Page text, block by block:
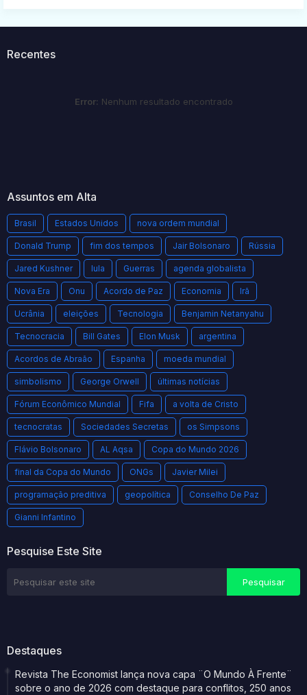
Recentes
Error: Nenhum resultado encontrado
Assuntos em Alta
Brasil Estados Unidos nova ordem mundial
Donald Trump fim dos tempos Jair Bolsonaro Rússia
Jared Kushner lula Guerras agenda globalista
Nova Era Onu Acordo de Paz Economia Irã
Ucrânia eleições Tecnologia Benjamin Netanyahu
Tecnocracia Bill Gates Elon Musk argentina
Acordos de Abraão Espanha moeda mundial
simbolismo George Orwell últimas notícias
Fórum Econômico Mundial Fifa a volta de Cristo
tecnocratas Sociedades Secretas os Simpsons
Flávio Bolsonaro AL Aqsa Copa do Mundo 2026
final da Copa do Mundo ONGs Javier Milei
programação preditiva geopolítica Conselho De Paz
Gianni Infantino
Pesquise Este Site
Destaques
Revista The Economist lança nova capa ¨O Mundo À Frente¨
sobre o ano de 2026 com destaque para conflitos, 250 anos